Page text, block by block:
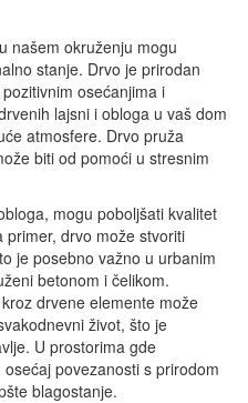
našem okruženju mogu
stanje. Drvo je prirodan
osećanjima i
lajsni i obloga u vaš dom
atmosfere. Drvo pruža
biti od pomoći u stresnim
mogu poboljšati kvalitet
primer, drvo može stvoriti
je posebno važno u urbanim
betonom i čelikom.
drvene elemente može
život, što je
U prostorima gde
povezanosti s prirodom
blagostanje.